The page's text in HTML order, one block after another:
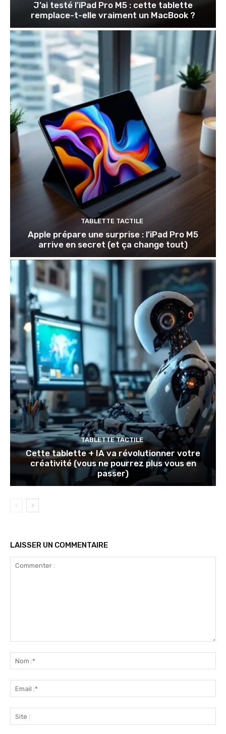
J’ai testé l’iPad Pro M5 : cette tablette
remplace-t-elle vraiment un MacBook ?
TABLETTE TACTILE
Apple prépare une surprise : l’iPad Pro M5
arrive en secret (et ça change tout)
TABLETTE TACTILE
Cette tablette + IA va révolutionner votre
créativité (vous ne pourrez plus vous en
passer)
LAISSER UN COMMENTAIRE
:*
:*
: